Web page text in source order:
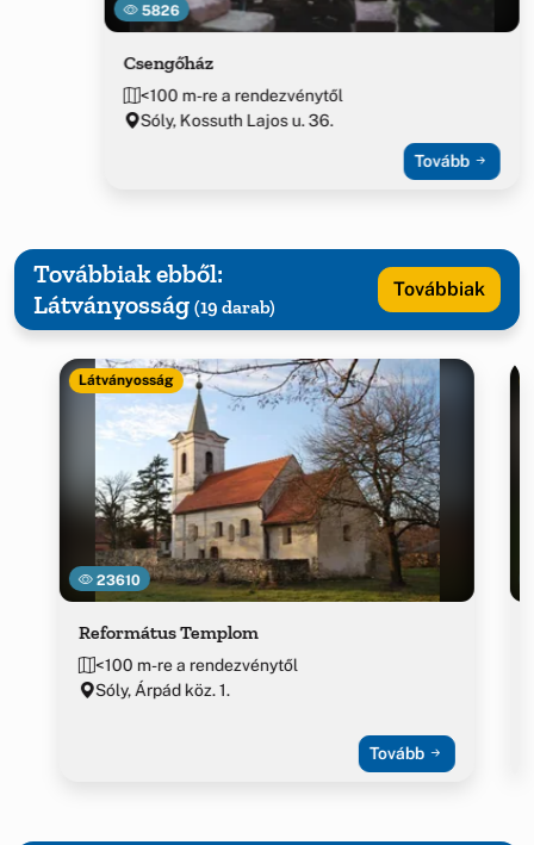
5826
Csengőház
<100 m-re a rendezvénytől
Sóly, Kossuth Lajos u. 36.
Tovább
Továbbiak ebből:
Látványosság (19 darab)
Továbbiak
23610
Látványosság
Református Templom
<100 m-re a rendezvénytől
Sóly, Árpád köz. 1.
Tovább